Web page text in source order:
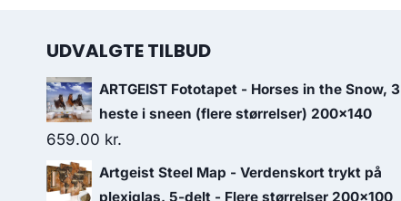
UDVALGTE TILBUD
ARTGEIST Fototapet - Horses in the Snow, 3
heste i sneen (flere størrelser) 200x140
659.00 kr.
Artgeist Steel Map - Verdenskort trykt på
plexiglas, 5-delt - Flere størrelser 200x100